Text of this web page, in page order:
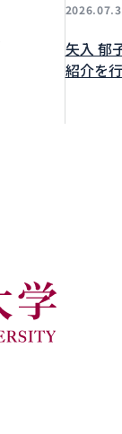
矢入 郁
紹介を